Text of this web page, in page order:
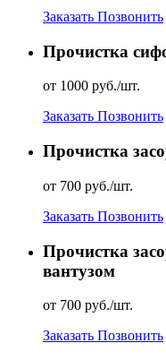
Заказать Позвонить
Прочистка
от 1000 руб./шт.
Заказать Позвонить
Прочистка
от 700 руб./шт.
Заказать Позвонить
Прочистка
вантузом
от 700 руб./шт.
Заказать Позвонить